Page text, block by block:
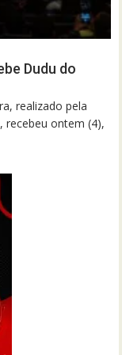
Dudu do
realizado pela
recebeu ontem (4),